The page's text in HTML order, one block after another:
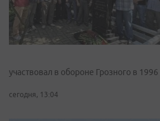
участвовал в обороне Грозного в 1996
сегодня, 13:04